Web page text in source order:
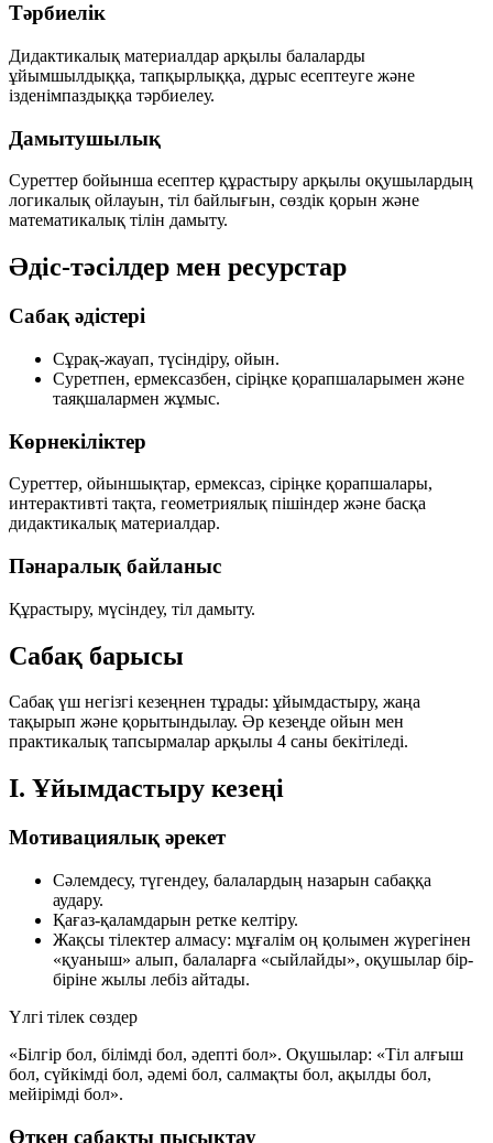
Тәрбиелік
Дидактикалық материалдар арқылы балаларды
ұйымшылдыққа, тапқырлыққа, дұрыс есептеуге және
ізденімпаздыққа тәрбиелеу.
Дамытушылық
Суреттер бойынша есептер құрастыру арқылы оқушылардың
логикалық ойлауын, тіл байлығын, сөздік қорын және
математикалық тілін дамыту.
Әдіс-тәсілдер мен ресурстар
Сабақ әдістері
Сұрақ-жауап, түсіндіру, ойын.
Суретпен, ермексазбен, сіріңке қорапшаларымен және
таяқшалармен жұмыс.
Көрнекіліктер
Суреттер, ойыншықтар, ермексаз, сіріңке қорапшалары,
интерактивті тақта, геометриялық пішіндер және басқа
дидактикалық материалдар.
Пәнаралық байланыс
Құрастыру, мүсіндеу, тіл дамыту.
Сабақ барысы
Сабақ үш негізгі кезеңнен тұрады: ұйымдастыру, жаңа
тақырып және қорытындылау. Әр кезеңде ойын мен
практикалық тапсырмалар арқылы 4 саны бекітіледі.
I. Ұйымдастыру кезеңі
Мотивациялық әрекет
Сәлемдесу, түгендеу, балалардың назарын сабаққа
аудару.
Қағаз-қаламдарын ретке келтіру.
Жақсы тілектер алмасу: мұғалім оң қолымен жүрегінен
«қуаныш» алып, балаларға «сыйлайды», оқушылар бір-
біріне жылы лебіз айтады.
Үлгі тілек сөздер
«Білгір бол, білімді бол, әдепті бол». Оқушылар: «Тіл алғыш
бол, сүйкімді бол, әдемі бол, салмақты бол, ақылды бол,
мейірімді бол».
Өткен сабақты пысықтау